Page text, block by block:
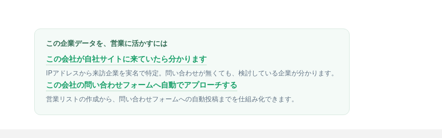
この企業データを、営業に活かすには
この会社が自社サイトに来ていたら分かります
IPアドレスから来訪企業を実名で特定。問い合わせが無くても、検討している企業が分かります。
この会社の問い合わせフォームへ自動でアプローチする
営業リストの作成から、問い合わせフォームへの自動投稿までを仕組み化できます。